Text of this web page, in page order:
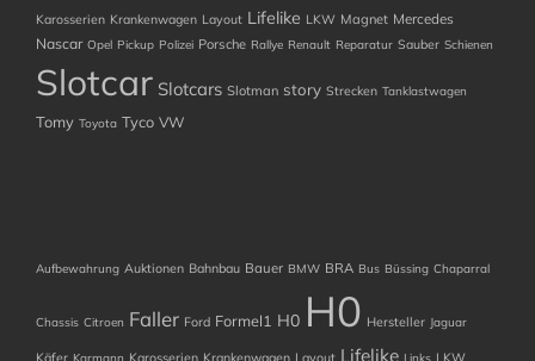
Karosserien Krankenwagen Layout Lifelike LKW Magnet Mercedes
Nascar Opel Pickup Polizei Porsche Rallye Renault Reparatur Sauber Schienen
Slotcar Slotcars Slotman story Strecken Tanklastwagen
Tomy Toyota Tyco VW
Aufbewahrung Auktionen Bahnbau Bauer BMW BRA Bus Büssing Chaparral
Chassis Citroen Faller Ford Formel1 H0 H0 Hersteller Jaguar
Käfer Karosserien Krankenwagen Layout Lifelike LKW